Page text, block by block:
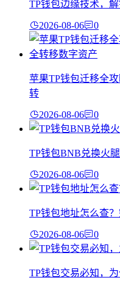
TP钱包边缘技术，
2026-08-06 0
苹果TP钱包迁移全
转
2026-08-06 0
TP钱包BNB兑换火
2026-08-06 0
TP钱包地址怎么查
2026-08-06 0
TP钱包交易必知，